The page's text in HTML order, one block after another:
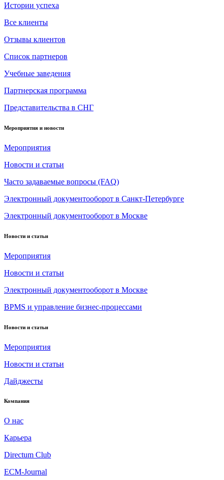
Истории успеха
Все клиенты
Отзывы клиентов
Список партнеров
Учебные заведения
Партнерская программа
Представительства в СНГ
Мероприятия и новости
Мероприятия
Новости и статьи
Часто задаваемые вопросы (FAQ)
Электронный документооборот в Санкт-Петербурге
Электронный документооборот в Москве
Новости и статьи
Мероприятия
Новости и статьи
Электронный документооборот в Москве
BPMS и управление бизнес-процессами
Новости и статьи
Мероприятия
Новости и статьи
Дайджесты
Компания
О нас
Карьера
Directum Club
ECM-Journal